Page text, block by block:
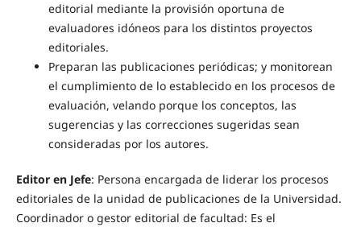
editorial mediante la provisión oportuna de
evaluadores idóneos para los distintos proyectos
editoriales.
Preparan las publicaciones periódicas; y monitorean
el cumplimiento de lo establecido en los procesos de
evaluación, velando porque los conceptos, las
sugerencias y las correcciones sugeridas sean
consideradas por los autores.
Editor en Jefe: Persona encargada de liderar los procesos
editoriales de la unidad de publicaciones de la Universidad.
Coordinador o gestor editorial de facultad: Es el